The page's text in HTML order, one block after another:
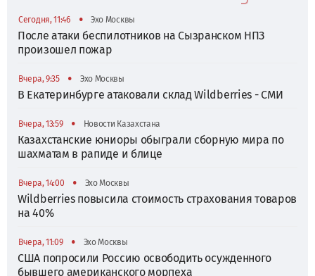
Сегодня, 11:46 • Эхо Москвы
После атаки беспилотников на Сызранском НПЗ
произошел пожар
Вчера, 9:35 • Эхо Москвы
В Екатеринбурге атаковали склад Wildberries - СМИ
Вчера, 13:59 • Новости Казахстана
Казахстанские юниоры обыграли сборную мира по
шахматам в рапиде и блице
Вчера, 14:00 • Эхо Москвы
Wildberries повысила стоимость страхования товаров
на 40%
Вчера, 11:09 • Эхо Москвы
США попросили Россию освободить осужденного
бывшего американского морпеха